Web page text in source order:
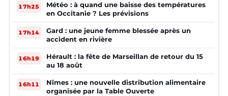
17h25
Météo : à quand une baisse des températures
en Occitanie ? Les prévisions
17h14
Gard : une jeune femme blessée après un
accident en rivière
16h19
Hérault : la fête de Marseillan de retour du 15
au 18 août
16h11
Nîmes : une nouvelle distribution alimentaire
organisée par la Table Ouverte